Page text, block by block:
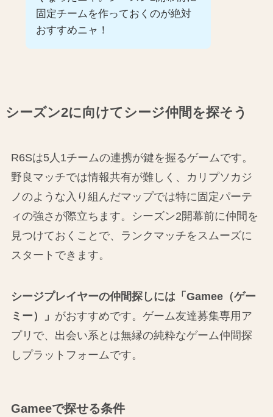
固定チームを作っておくのが絶対
おすすめニャ！
シーズン2に向けてシージ仲間を探そう
R6Sは5人1チームの連携が鍵を握るゲームです。
野良マッチでは情報共有が難しく、カリプソカジ
ノのような入り組んだマップでは特に固定パーテ
ィの強さが際立ちます。シーズン2開幕前に仲間を
見つけておくことで、ランクマッチをスムーズに
スタートできます。
シージプレイヤーの仲間探しには「Gamee（ゲー
ミー）」 がおすすめです。ゲーム友達募集専用ア
プリで、出会い系とは無縁の純粋なゲーム仲間探
しプラットフォームです。
Gameeで探せる条件